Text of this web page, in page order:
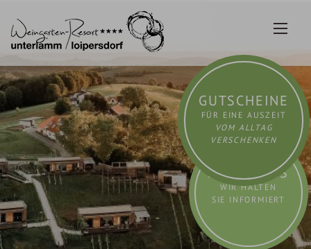
Inhalt
springen
GUTSCHEINE
FÜR EINE AUSZEIT
VOM ALLTAG
VERSCHENKEN
AKTUELLES
WIR HALTEN
SIE INFORMIERT